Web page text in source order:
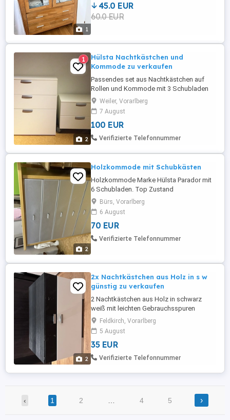
1
45.0 EUR
60.0 EUR
2
1
Hülsta Nachtkästchen und
Kommode zu verkaufen
Passendes set aus Nachtkästchen auf
Rollen und Kommode mit 3 Schubladen
aus Vollholz Hochwertig mit leichten
Gebrauchsspuren , weiß Marke Hülsta
Maße Nachtkästchen Höhe 47 cm Breite
50 cm tiefe 39 cm Maße Kommode Höhe
74 cm Breite 70 cm tiefe 39 cm Bei Fragen
Weiler, Vorarlberg
7 August
100 EUR
Verifizierte Telefonnummer
2
Holzkommode mit Schubkästen
Holzkommode Marke Hülsta Parador mit
6 Schubladen. Top Zustand
Bürs, Vorarlberg
6 August
70 EUR
Verifizierte Telefonnummer
2
2x Nachtkästchen aus Holz in s w
günstig zu verkaufen
2 Nachtkästchen aus Holz in schwarz
weiß mit leichten Gebrauchsspuren
günstig zu verkaufen. Maße: 65cm L 40cm
B 40cm H Selbstabholung in Feldkirch-
Tosters
Feldkirch, Vorarlberg
5 August
35 EUR
Verifizierte Telefonnummer
‹ 1 2 4 5 ›